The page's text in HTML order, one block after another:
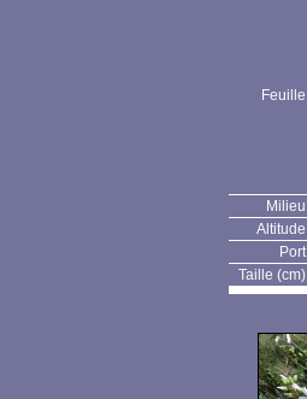
Feuille
Milieu
Altitude
Port
Taille (cm)